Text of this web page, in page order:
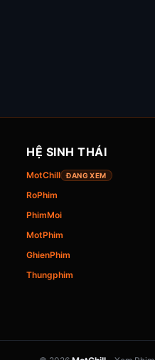
HỆ SINH THÁI
MotChill ĐANG XEM
RoPhim
PhimMoi
MotPhim
GhienPhim
Thungphim